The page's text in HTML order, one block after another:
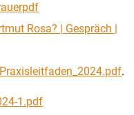
Rosa? | Gespräch |
Praxisleitfaden_2024.pdf.
1.pdf